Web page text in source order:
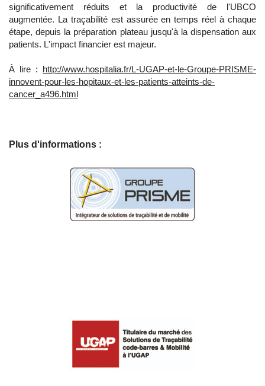
significativement réduits et la productivité de l'UBCO
augmentée. La traçabilité est assurée en temps réel à chaque
étape, depuis la préparation plateau jusqu'à la dispensation aux
patients. L'impact financier est majeur.
À lire : http://www.hospitalia.fr/L-UGAP-et-le-Groupe-PRISME-
innovent-pour-les-hopitaux-et-les-patients-atteints-de-
cancer_a496.html
Plus d'informations :